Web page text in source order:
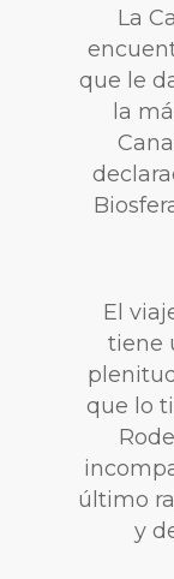
La
que le
la
El
tiene
que lo
último
y